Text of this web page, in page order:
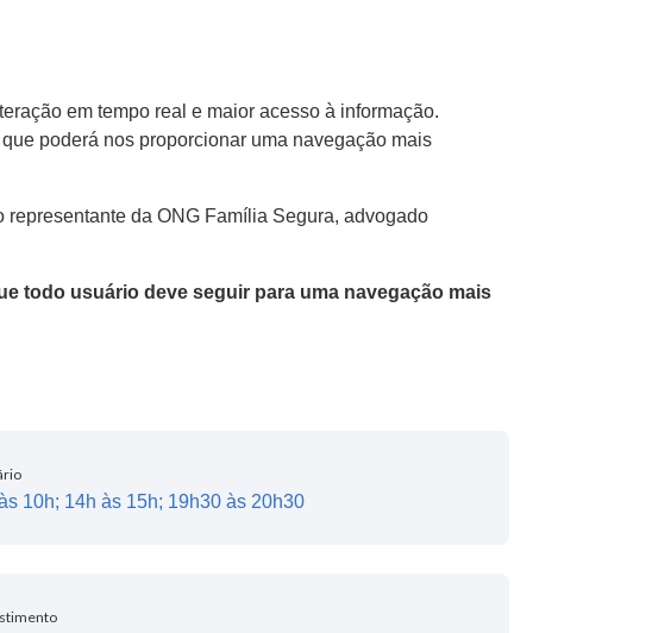
em tempo real e maior acesso à informação.
poderá nos proporcionar uma navegação mais
da ONG Família Segura, advogado
todo usuário deve seguir para uma navegação mais
10h; 14h às 15h; 19h30 às 20h30